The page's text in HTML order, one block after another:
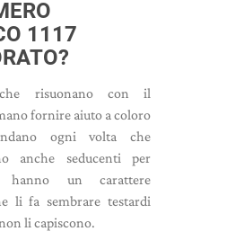
1117
risuonano con il
fornire aiuto a coloro
ogni volta che
anche seducenti per
hanno un carattere
li fa sembrare testardi
li capiscono.